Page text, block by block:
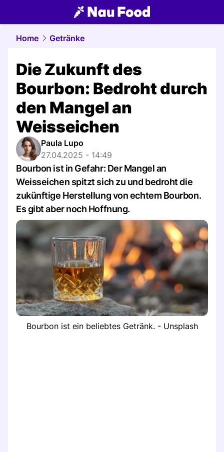
food.NAU.ch
Home Getränke
Die Zukunft des
Bourbon: Bedroht durch
den Mangel an
Weisseichen
Paula Lupo
27.04.2025 - 14:49
Bourbon ist in Gefahr: Der Mangel an
Weisseichen spitzt sich zu und bedroht die
zukünftige Herstellung von echtem Bourbon.
Es gibt aber noch Hoffnung.
Bourbon ist ein beliebtes Getränk. - Unsplash